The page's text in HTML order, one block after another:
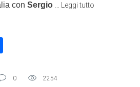
con Sergio Leggi tutto
0
2254